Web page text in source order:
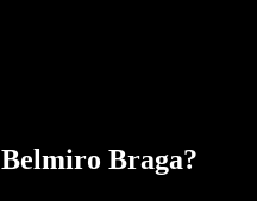
Belmiro Braga?